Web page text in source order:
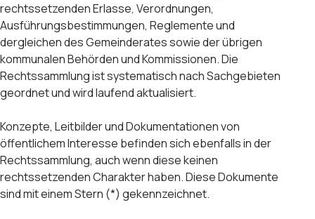
rechtssetzenden Erlasse, Verordnungen,
Ausführungsbestimmungen, Reglemente und
dergleichen des Gemeinderates sowie der übrigen
kommunalen Behörden und Kommissionen. Die
Rechtssammlung ist systematisch nach Sachgebieten
geordnet und wird laufend aktualisiert.
Konzepte, Leitbilder und Dokumentationen von
öffentlichem Interesse befinden sich ebenfalls in der
Rechtssammlung, auch wenn diese keinen
rechtssetzenden Charakter haben. Diese Dokumente
sind mit einem Stern (*) gekennzeichnet.